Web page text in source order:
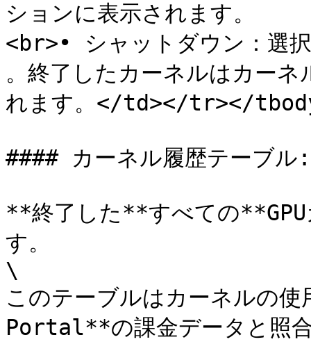
ションに表示されます。
<br>• シャットダウン：選
。終了したカーネルはカー
れます。</td></tr></
#### カーネル履歴テーブル:
**終了した**すべての
す。
\
このテーブルはカーネルの
Portal**の課金データと照